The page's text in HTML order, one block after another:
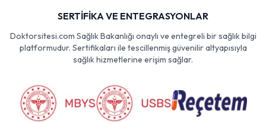
SERTİFİKA VE ENTEGRASYONLAR
Doktorsitesi.com Sağlık Bakanlığı onaylı ve entegreli bir sağlık bilgi
platformudur. Sertifikaları ile tescillenmiş güvenilir altyapısıyla
sağlık hizmetlerine erişim sağlar.